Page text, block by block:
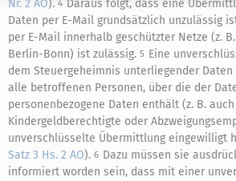
Nr. 2 AO). 4 Daraus folgt, dass eine
Daten per E-Mail grundsätzlich unzulässig
per E-Mail innerhalb geschützter Netze (z.
Berlin-Bonn) ist zulässig. 5 Eine
dem Steuergeheimnis unterliegender
alle betroffenen Personen, über die der
personenbezogene Daten enthält (z. B.
Kindergeldberechtigte oder
unverschlüsselte Übermittlung eingewilligt
Satz 3 Hs. 2 AO). 6 Dazu müssen sie
informiert worden sein, dass mit einer